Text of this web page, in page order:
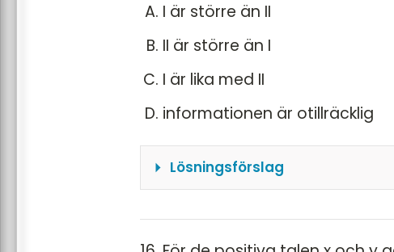
I är större än II
II är större än I
I är lika med II
informationen är otillräcklig
Lösningsförslag
tiderna det tar. För att få ut